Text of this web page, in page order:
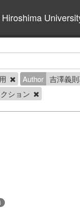
Author 吉澤義
ション